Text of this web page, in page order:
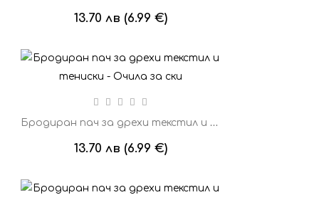
13.70 лв (6.99 €)
Бродиран пач за дрехи текстил и тениски - Очила за ски
13.70 лв (6.99 €)